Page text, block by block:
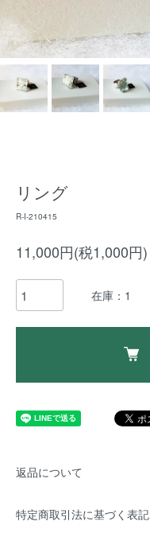
リング
R-I-210415
11,000円(税1,000円)
在庫：1
返品について
特定商取引法に基づく表記